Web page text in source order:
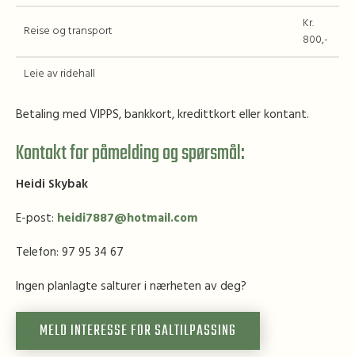
Reise og transport
Kr.
800,-
Leie av ridehall
Betaling med VIPPS, bankkort, kredittkort eller kontant.
Kontakt for påmelding og spørsmål:
Heidi Skybak
E-post: heidi7887@hotmail.com
Telefon: 97 95 34 67
Ingen planlagte salturer i nærheten av deg?
MELD INTERESSE FOR SALTILPASSING